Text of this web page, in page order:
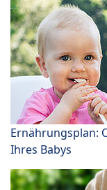
Ernährungsplan:
Ihres Babys